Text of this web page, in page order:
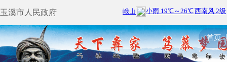
玉溪市人民政府
首页